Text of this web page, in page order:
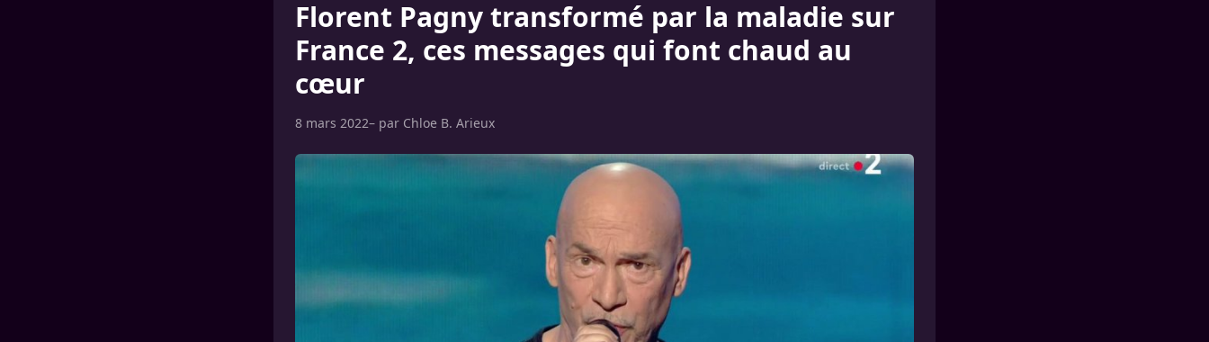
Florent Pagny transformé par la maladie sur
France 2, ces messages qui font chaud au
cœur
8 mars 2022– par Chloe B. Arieux